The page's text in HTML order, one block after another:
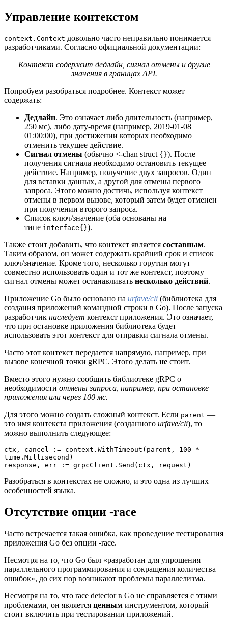
Управление контекстом
context.Context довольно часто неправильно понимается
разработчиками. Согласно официальной документации:
Контекст содержит дедлайн, сигнал отмены и другие
значения в границах API.
Попробуем разобраться подробнее. Контекст может
содержать:
Дедлайн. Это означает либо длительность (например,
250 мс), либо дату-время (например, 2019-01-08
01:00:00), при достижении которых необходимо
отменить текущее действие.
Сигнал отмены (обычно <-chan struct {}). После
получения сигнала необходимо остановить текущее
действие. Например, получение двух запросов. Один
для вставки данных, а другой для отмены первого
запроса. Этого можно достичь, используя контекст
отмены в первом вызове, который затем будет отменен
при получении второго запроса.
Список ключ/значение (оба основаны на
типе interface{}).
Также стоит добавить, что контекст является составным.
Таким образом, он может содержать крайний срок и список
ключ/значение. Кроме того, несколько горутин могут
совместно использовать один и тот же контекст, поэтому
сигнал отмены может останавливать несколько действий.
Приложение Go было основано на urfave/cli (библиотека для
создания приложений командной строки в Go). После запуска
разработчик наследует контекст приложения. Это означает,
что при остановке приложения библиотека будет
использовать этот контекст для отправки сигнала отмены.
Часто этот контекст передается напрямую, например, при
вызове конечной точки gRPC. Этого делать не стоит.
Вместо этого нужно сообщить библиотеке gRPC о
необходимости отмены запроса, например, при остановке
приложения или через 100 мс.
Для этого можно создать сложный контекст. Если parent —
это имя контекста приложения (созданного urfave/cli), то
можно выполнить следующее:
ctx, cancel := context.WithTimeout(parent, 100 *
time.Millisecond)
response, err := grpcClient.Send(ctx, request)
Разобраться в контекстах не сложно, и это одна из лучших
особенностей языка.
Отсутствие опции -race
Часто встречается такая ошибка, как проведение тестирования
приложения Go без опции -race.
Несмотря на то, что Go был «разработан для упрощения
параллельного программирования и сокращения количества
ошибок», до сих пор возникают проблемы параллелизма.
Несмотря на то, что race detector в Go не справляется с этими
проблемами, он является ценным инструментом, который
стоит включить при тестировании приложений.